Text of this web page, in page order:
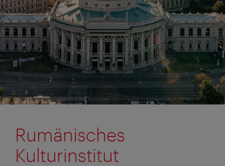
Rumänisches
Kulturinstitut